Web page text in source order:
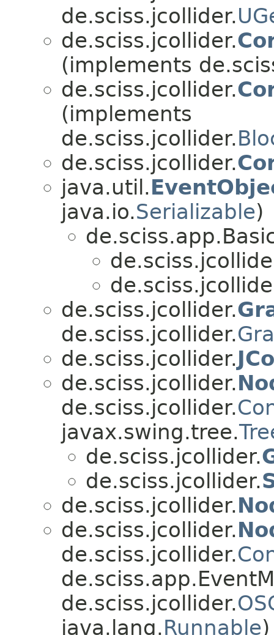
de.sciss.jcollider.
de.sciss.jcollider.
(implements
de.sciss.jcollider.
(implements
de.sciss.jcollider.
de.sciss.jcollider.
java.util.
java.io.Serializable)
de.sciss.jcollider.
de.sciss.jcollider.
de.sciss.jcollider.
de.sciss.jcollider.
de.sciss.jcollider.
javax.swing.tree.
de.sciss.jcollider.
de.sciss.jcollider.
de.sciss.jcollider.
de.sciss.jcollider.
de.sciss.jcollider.
de.sciss.jcollider.
java.lang.Runnable)